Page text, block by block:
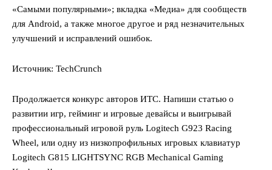
«Самыми популярными»; вкладка «Медиа» для сообществ
для Android, а также многое другое и ряд незначительных
улучшений и исправлений ошибок.
Источник: TechCrunch
Продолжается конкурс авторов ИТС. Напиши статью о
развитии игр, гейминг и игровые девайсы и выигрывай
профессиональный игровой руль Logitech G923 Racing
Wheel, или одну из низкопрофильных игровых клавиатур
Logitech G815 LIGHTSYNC RGB Mechanical Gaming